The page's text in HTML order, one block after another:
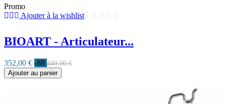
Promo
Ajouter à la wishlist
BIOART - Articulateur...
352,00 € -88 440,00 €
Ajouter au panier